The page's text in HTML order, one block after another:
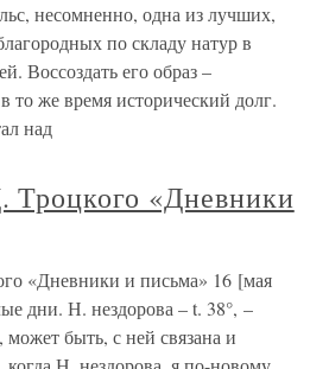
несомненно, одна из лучших,
по складу натур в
Воссоздать его образ –
то же время исторический долг.
над
«Дневники
«Дневники и письма» 16 [мая
дни. Н. нездорова – t. 38°, –
быть, с ней связана и